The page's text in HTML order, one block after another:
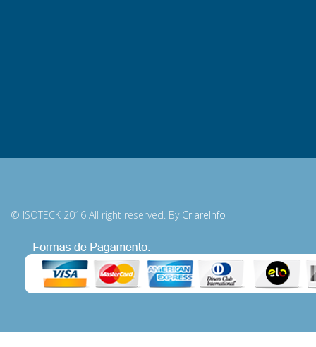
© ISOTECK 2016 All right reserved. By CriareInfo